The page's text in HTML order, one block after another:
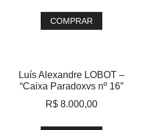
COMPRAR
Luís Alexandre LOBOT –
“Caixa Paradoxvs nº 16”
R$ 8.000,00